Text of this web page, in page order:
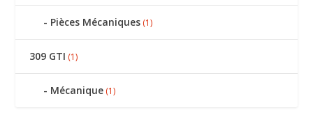
Pièces Mécaniques (1)
309 GTI (1)
Mécanique (1)